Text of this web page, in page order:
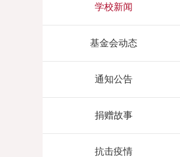
学校新闻
基金会动态
通知公告
捐赠故事
抗击疫情